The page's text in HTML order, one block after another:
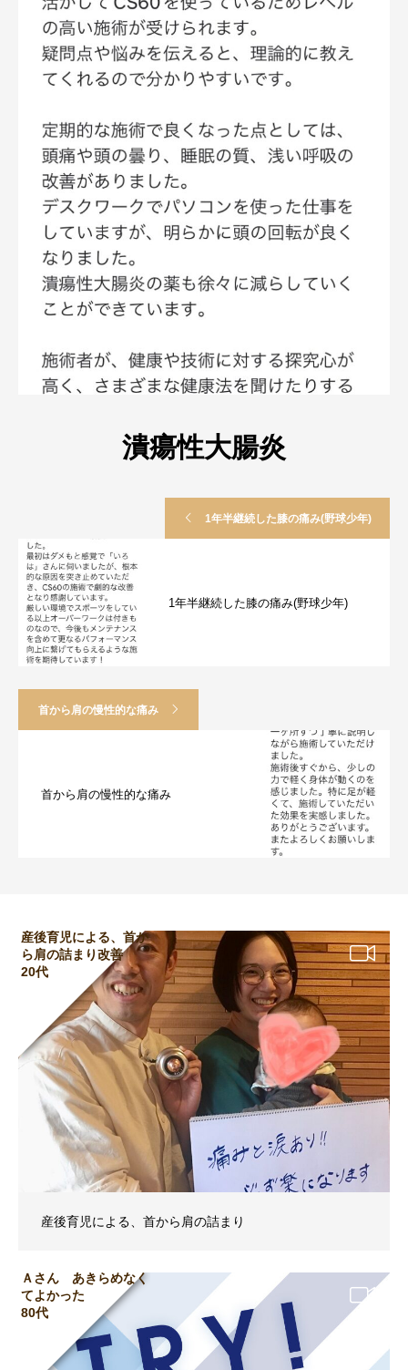
潰瘍性大腸炎
1年半継続した膝の痛み(野球少年)
1年半継続した膝の痛み(野球少年)
首から肩の慢性的な痛み
首から肩の慢性的な痛み
産後育児による、首か
ら肩の詰まり改善
20代
産後育児による、首から肩の詰まり
Ａさん あきらめなく
てよかった
80代